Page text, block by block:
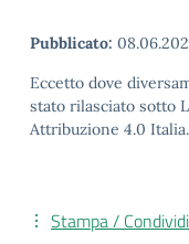
Pubblicato:
Eccetto dove
stato rilasciato sotto
Attribuzione 4.0 Italia.
Stampa / Condividi